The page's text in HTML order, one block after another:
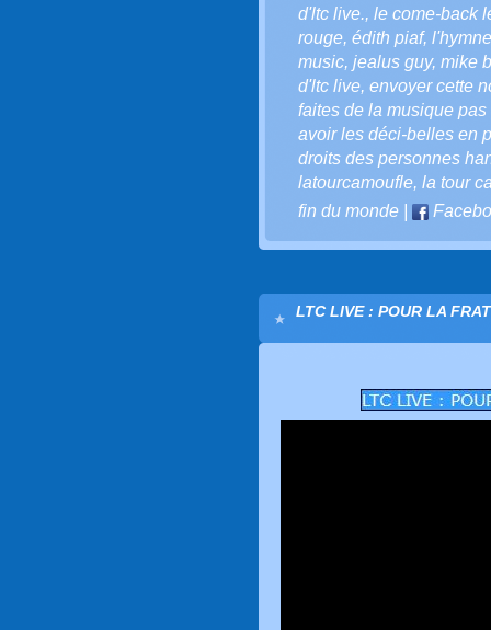
d'ltc live., le come-back
rouge, édith piaf,
music, jealus guy, mike
d'ltc live, envoyer cette
faites de la musique
avoir les déci-belles en
droits des personnes
latourcamoufle, la tour
fin du monde
LTC LIVE : POUR LA